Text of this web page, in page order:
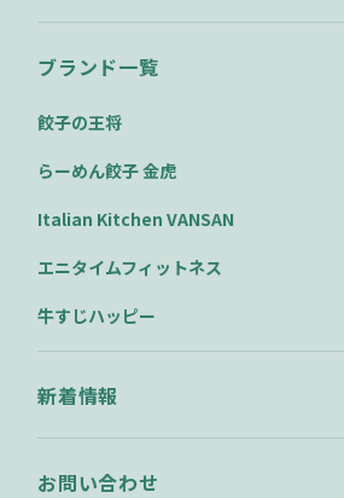
ブランド一覧
餃子の王将
らーめん餃子 金虎
Italian Kitchen VANSAN
エニタイムフィットネス
牛すじハッピー
新着情報
お問い合わせ